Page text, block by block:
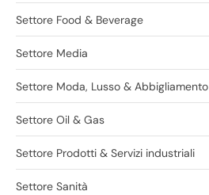
Settore Food & Beverage
Settore Media
Settore Moda, Lusso & Abbigliamento
Settore Oil & Gas
Settore Prodotti & Servizi industriali
Settore Sanità